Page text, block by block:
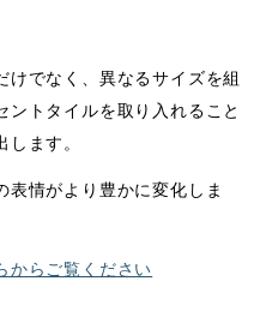
けでなく、異なるサイズを組
トタイルを取り入れること
ます。
表情がより豊かに変化しま
からご覧ください